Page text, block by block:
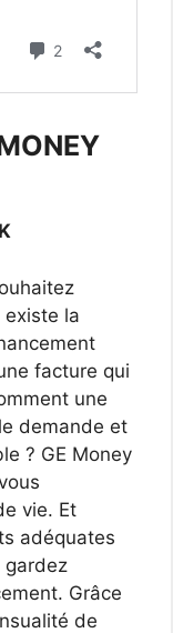
existe la
facture qui
une
demande et
? GE Money
vie. Et
adéquates
gardez
Grâce
de